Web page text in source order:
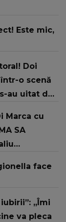
Este mic,
Doi
o scenă
au uitat de
Marca cu
SA
credem
face
„Îmi
va pleca